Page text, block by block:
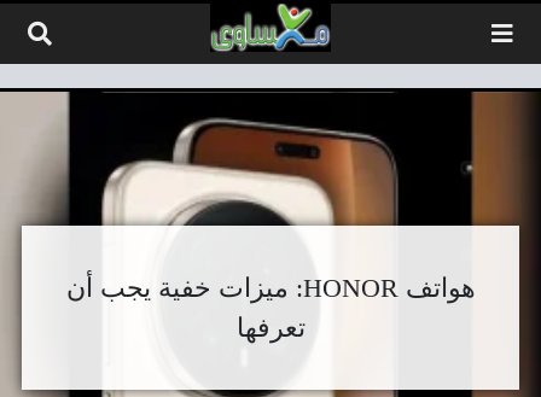
هواتف HONOR: ميزات خفية يجب أن
تعرفها